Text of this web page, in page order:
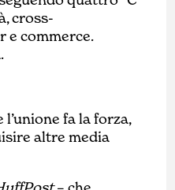
cross-
e commerce.
fa la forza,
altre media